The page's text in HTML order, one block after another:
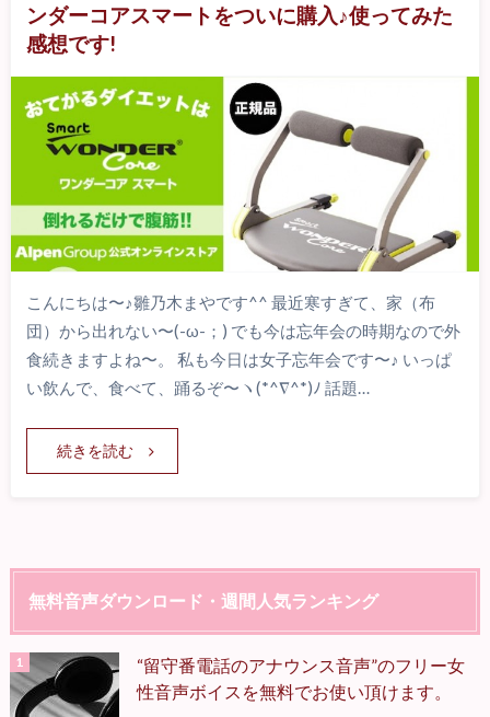
ンダーコアスマートをついに購入♪使ってみた
感想です!
こんにちは〜♪雛乃木まやです^^ 最近寒すぎて、家（布
団）から出れない〜(-ω-；) でも今は忘年会の時期なので外
食続きますよね〜。 私も今日は女子忘年会です〜♪ いっぱ
い飲んで、食べて、踊るぞ〜ヽ(*^∇^*)ﾉ 話題…
続きを読む
無料音声ダウンロード・週間人気ランキング
“留守番電話のアナウンス音声”のフリー女
性音声ボイスを無料でお使い頂けます。